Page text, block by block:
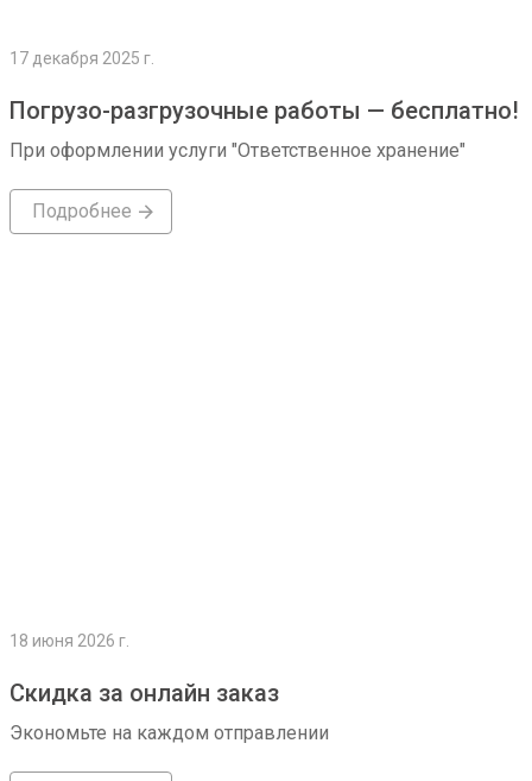
17 декабря 2025 г.
Погрузо-разгрузочные работы — бесплатно!
При оформлении услуги "Ответственное хранение"
Подробнее
18 июня 2026 г.
Скидка за онлайн заказ
Экономьте на каждом отправлении